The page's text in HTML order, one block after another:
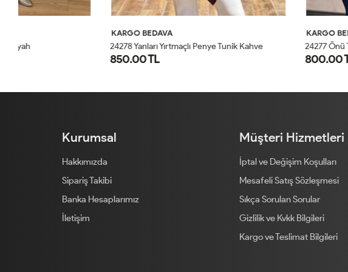
24278 Yanları Yırtmaçlı Penye Tunik Kahve 24277 Önü Taş Yazılı Tunik Lacivert
Kurumsal
Hakkımızda
Sipariş Takibi
Banka Hesaplarımız
İletişim
Müşteri Hizmetleri
İptal ve Değişim Koşulları
Mesafeli Satış Sözleşmesi
Sıkça Sorulan Sorular
Gizlilik ve Kvkk Bilgileri
Kargo ve Teslimat Bilgileri